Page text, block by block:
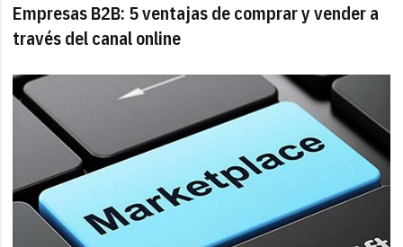
Empresas B2B: 5 ventajas de comprar y vender a
través del canal online